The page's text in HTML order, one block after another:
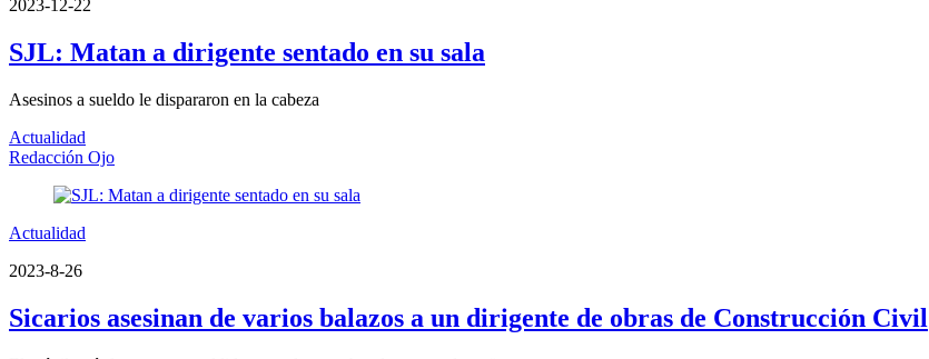
2023-12-22
SJL: Matan a dirigente sentado en su sala
Asesinos a sueldo le dispararon en la cabeza
Actualidad
Redacción Ojo
Actualidad
2023-8-26
Sicarios asesinan de varios balazos a un dirigente de obras de Construcción Civil